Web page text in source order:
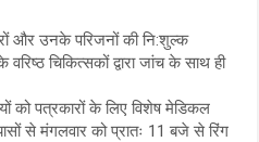
और उनके परिजनों की नि:शुल्क
चिकित्सकों द्वारा जांच के साथ ही
को पत्रकारों के लिए विशेष मेडिकल
से मंगलवार को प्रातः 11 बजे से रिंग